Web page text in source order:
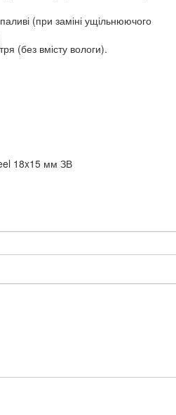
(при заміні ущільнюючого
(без вмісту вологи).
18x15 мм ЗВ